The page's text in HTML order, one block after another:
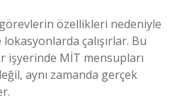
özellikleri nedeniyle
çalışırlar. Bu
işyerinde MİT mensupları
aynı zamanda gerçek